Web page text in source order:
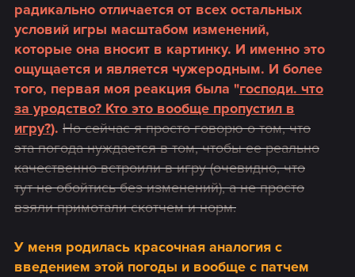
радикально отличается от всех остальных
условий игры масштабом изменений,
которые она вносит в картинку. И именно это
ощущается и является чужеродным. И более
того, первая моя реакция была "господи. что
за уродство? Кто это вообще пропустил в
игру?). Но сейчас я просто говорю о том, что
эта погода нуждается в том, чтобы ее реально
качественно встроили в игру (очевидно, что
тут не обойтись без изменений), а не просто
взяли примотали скотчем и норм.
У меня родилась красочная аналогия с
введением этой погоды и вообще с патчем